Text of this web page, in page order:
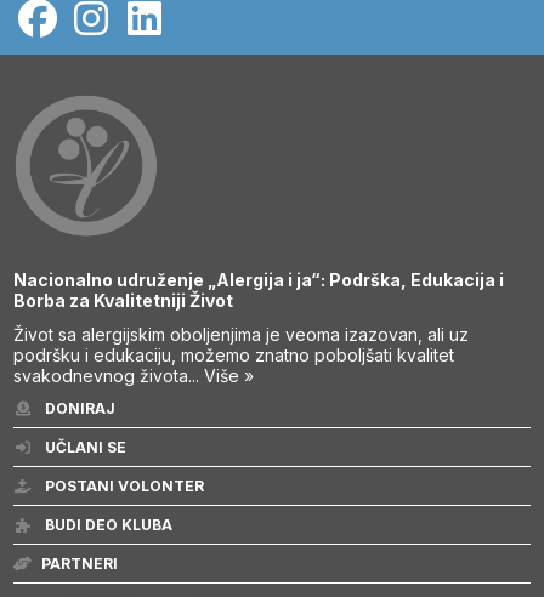
Nacionalno udruženje „Alergija i ja“: Podrška, Edukacija i
Borba za Kvalitetniji Život
Život sa alergijskim oboljenjima je veoma izazovan, ali uz
podršku i edukaciju, možemo znatno poboljšati kvalitet
svakodnevnog života...Više »
DONIRAJ
UČLANI SE
POSTANI VOLONTER
BUDI DEO KLUBA
PARTNERI